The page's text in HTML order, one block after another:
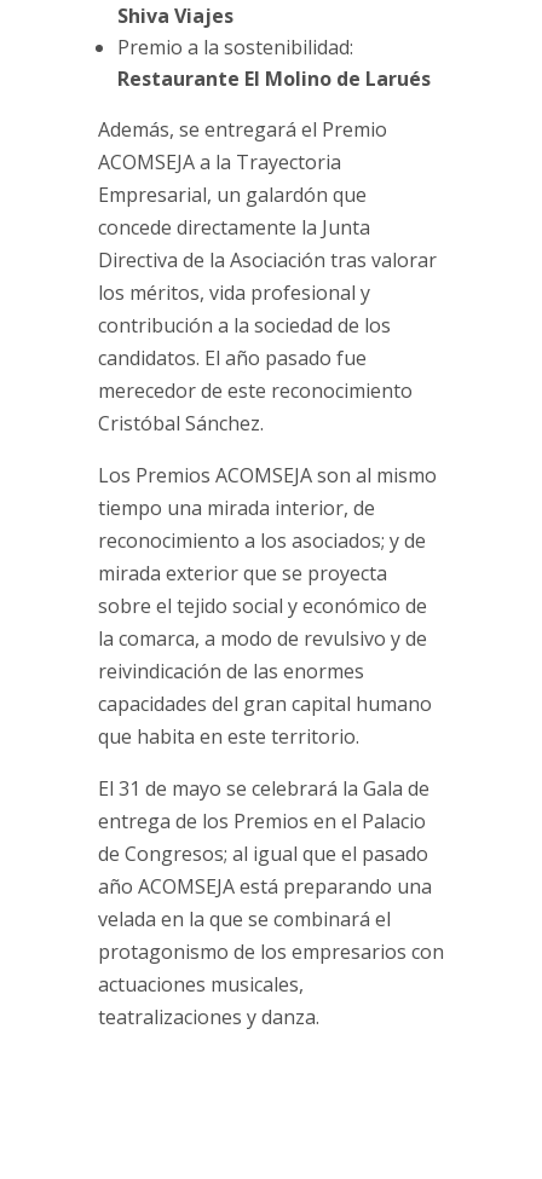
Shiva Viajes
Premio a la sostenibilidad:
Restaurante El Molino de Larués
Además, se entregará el Premio
ACOMSEJA a la Trayectoria
Empresarial, un galardón que
concede directamente la Junta
Directiva de la Asociación tras valorar
los méritos, vida profesional y
contribución a la sociedad de los
candidatos. El año pasado fue
merecedor de este reconocimiento
Cristóbal Sánchez.
Los Premios ACOMSEJA son al mismo
tiempo una mirada interior, de
reconocimiento a los asociados; y de
mirada exterior que se proyecta
sobre el tejido social y económico de
la comarca, a modo de revulsivo y de
reivindicación de las enormes
capacidades del gran capital humano
que habita en este territorio.
El 31 de mayo se celebrará la Gala de
entrega de los Premios en el Palacio
de Congresos; al igual que el pasado
año ACOMSEJA está preparando una
velada en la que se combinará el
protagonismo de los empresarios con
actuaciones musicales,
teatralizaciones y danza.